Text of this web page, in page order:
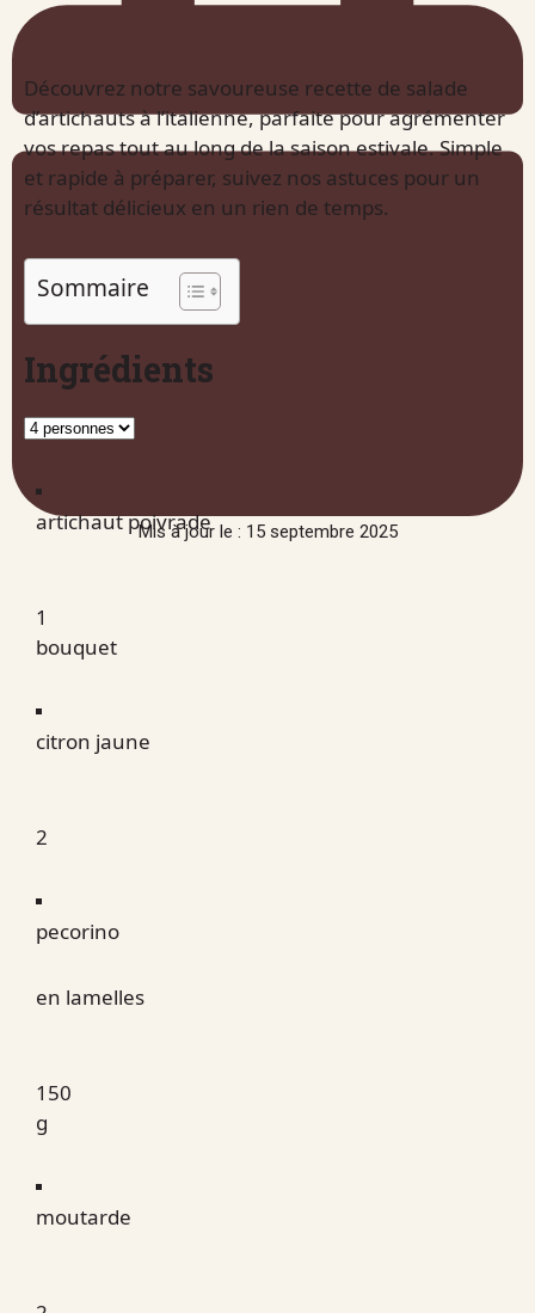
Mis à jour le : 15 septembre 2025
Découvrez notre savoureuse recette de salade
d’artichauts à l’italienne, parfaite pour agrémenter
vos repas tout au long de la saison estivale. Simple
et rapide à préparer, suivez nos astuces pour un
résultat délicieux en un rien de temps.
Sommaire
Ingrédients
artichaut poivrade
1
bouquet
citron jaune
2
pecorino
en lamelles
150
g
moutarde